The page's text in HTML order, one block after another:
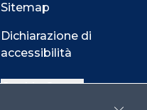
Sitemap
Dichiarazione di
accessibilità
Cookie Center